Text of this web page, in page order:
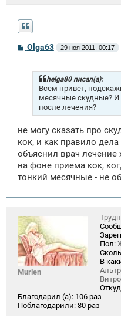
С
о
Olga63 29 ноя 2011, 00:17
helga80 писал(а):
Всем привет,
месячные скудные?
после лечения?
не могу сказать про
кок, и как правило
объяснил врач лечение
на фоне приема кок,
тонкий месячные - не
Murlen
Пол:
В
Благодарил (а): 106 раз
Поблагодарили: 80 раз